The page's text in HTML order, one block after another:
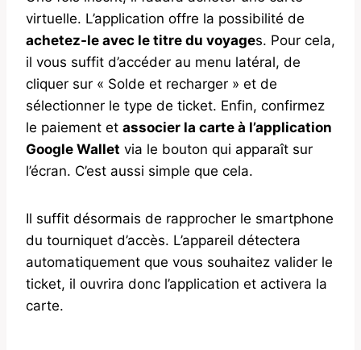
virtuelle. L’application offre la possibilité de
achetez-le avec le titre du voyages. Pour cela,
il vous suffit d’accéder au menu latéral, de
cliquer sur « Solde et recharger » et de
sélectionner le type de ticket. Enfin, confirmez
le paiement et associer la carte à l’application
Google Wallet via le bouton qui apparaît sur
l’écran. C’est aussi simple que cela.
Il suffit désormais de rapprocher le smartphone
du tourniquet d’accès. L’appareil détectera
automatiquement que vous souhaitez valider le
ticket, il ouvrira donc l’application et activera la
carte.